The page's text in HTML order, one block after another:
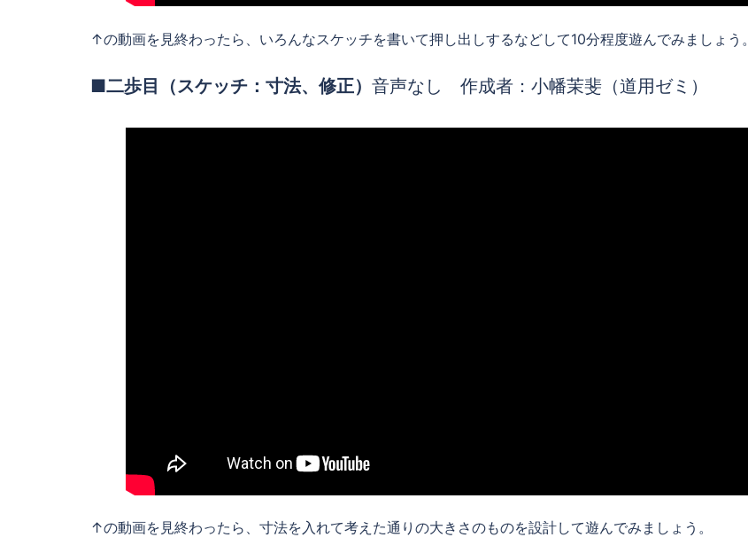
↑の動画を見終わったら、いろんなスケッチを書いて押し出しするなどして10分程度遊んでみましょう。
■二歩目（スケッチ：寸法、修正） 音声なし 作成者：小幡茉斐（道用ゼミ）
↑の動画を見終わったら、寸法を入れて考えた通りの大きさのものを設計して遊んでみましょう。